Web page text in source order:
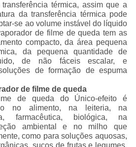
térmica, assim que a
da transferência térmica pode
se ao volume instável do líquido
de filme de queda tem as
compacto, da área pequena
da pequena quantidade de
de não fáceis escalar, e
de formação de espuma
de filme de queda
de queda do Único-efeito é
no alimento, na leiteria, na
farmacêutica, biológica, na
ambiental e no milho que
como para soluções aquosas,